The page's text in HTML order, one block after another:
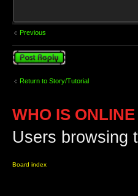
Previous
Post a reply
Return to Story/Tutorial
WHO IS ONLINE
Users browsing
Board index